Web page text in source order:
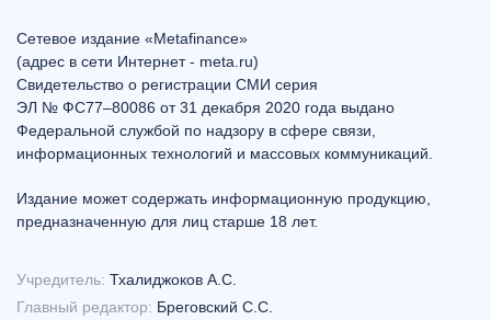
Сетевое издание «Metafinance»
(адрес в сети Интернет - meta.ru)
Свидетельство о регистрации СМИ серия
ЭЛ № ФС77–80086 от 31 декабря 2020 года выдано
Федеральной службой по надзору в сфере связи,
информационных технологий и массовых коммуникаций.
Издание может содержать информационную продукцию,
предназначенную для лиц старше 18 лет.
Учредитель: Тхалиджоков А.С.
Главный редактор: Бреговский С.С.